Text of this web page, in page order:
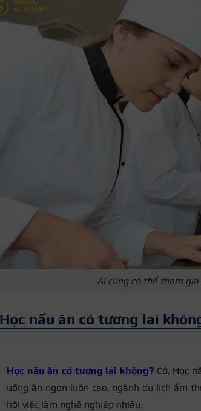
Ai cũng có thể tham
Học nấu ăn có tương lai
Học nấu ăn có tương lai không? Có. Học
uống ăn ngon luôn cao, ngành du lịch ẩm
hội việc làm nghề nghiệp nhiều.